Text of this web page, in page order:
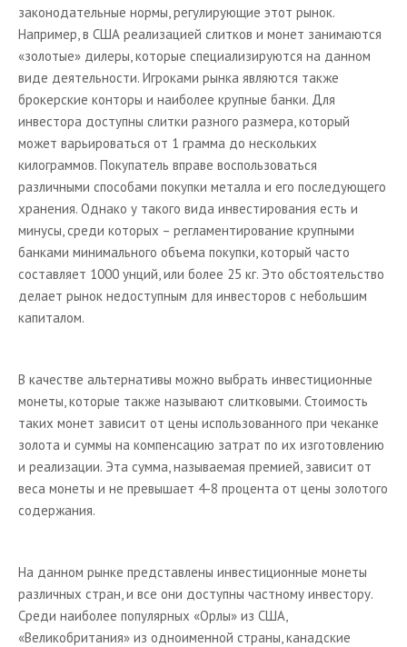
Ценные бумаги
Библиотека трейдера
Интересно знать!
Словарь трейдера
Общепринятые обозначения
Русский биржевой жаргон
Электронные книги
Программы
Полезные ссылки
О проекте
законодательные нормы, регулирующие этот рынок.
Например, в США реализацией слитков и монет занимаются
«золотые» дилеры, которые специализируются на данном
виде деятельности. Игроками рынка являются также
брокерские конторы и наиболее крупные банки. Для
инвестора доступны слитки разного размера, который
может варьироваться от 1 грамма до нескольких
килограммов. Покупатель вправе воспользоваться
различными способами покупки металла и его последующего
хранения. Однако у такого вида инвестирования есть и
минусы, среди которых – регламентирование крупными
банками минимального объема покупки, который часто
составляет 1000 унций, или более 25 кг. Это обстоятельство
делает рынок недоступным для инвесторов с небольшим
капиталом.
В качестве альтернативы можно выбрать инвестиционные
монеты, которые также называют слитковыми. Стоимость
таких монет зависит от цены использованного при чеканке
золота и суммы на компенсацию затрат по их изготовлению
и реализации. Эта сумма, называемая премией, зависит от
веса монеты и не превышает 4-8 процента от цены золотого
содержания.
На данном рынке представлены инвестиционные монеты
различных стран, и все они доступны частному инвестору.
Среди наиболее популярных «Орлы» из США,
«Великобритания» из одноименной страны, канадские